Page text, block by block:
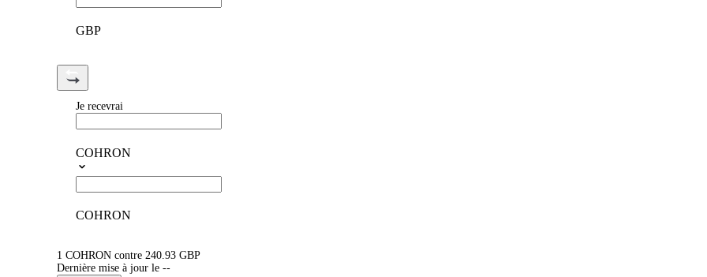
GBP
Je recevrai
COHRON
COHRON
1 COHRON contre 240.93 GBP
Dernière mise à jour le --